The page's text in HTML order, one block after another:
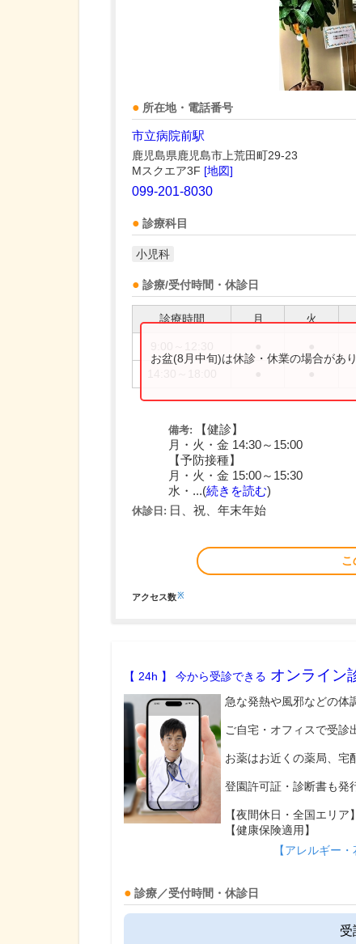
所在地・電話番号
市立病院前駅
鹿児島県鹿児島市上荒田町29-23
Mスクエア3F [地図]
099-201-8030
診療科目
小児科
診療/受付時間・休診日
診療時間 月 火
お盆(8月中旬)は休診・休業の場合があ
備考:
【健診】
月・火・金 14:30～15:00
【予防接種】
月・火・金 15:00～15:30
水・...(続きを読む)
休診日: 日、祝、年末年始
こ
アクセス数※
【 24h 】 今から受診できる オンライン
急な発熱や風邪などの体
ご自宅・オフィスで受診
お薬はお近くの薬局、宅
登園許可証・診断書も発
【夜間休日・全国エリア】
【健康保険適用】
【アレルギー
診療／受付時間・休診日
受